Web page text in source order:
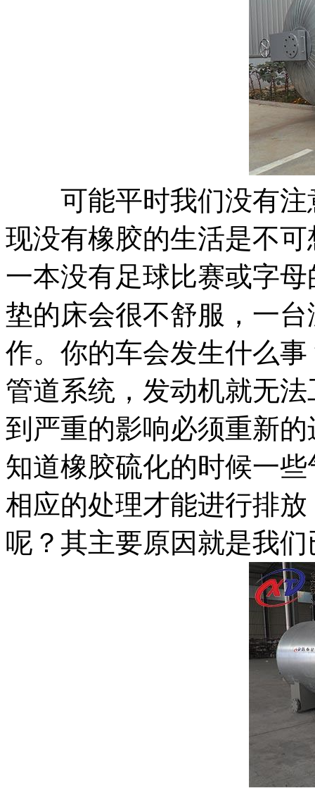
可能平时我们没有注
现没有橡胶的生活是不
一本没有足球比赛或字
垫的床会很不舒服，一
作。你的车会发生什么
管道系统，发动机就无
到严重的影响必须重新
知道橡胶硫化的时候一
相应的处理才能进行排
呢？其主要原因就是我